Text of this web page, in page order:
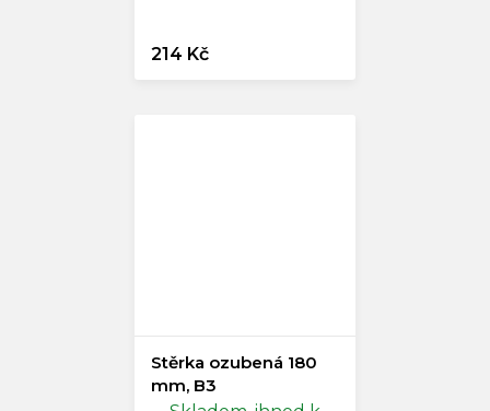
214 Kč
Stěrka ozubená 180
mm, B3